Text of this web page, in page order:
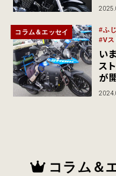
コラム＆エッセイ ふ
Vス
い
ス
が
コラム＆